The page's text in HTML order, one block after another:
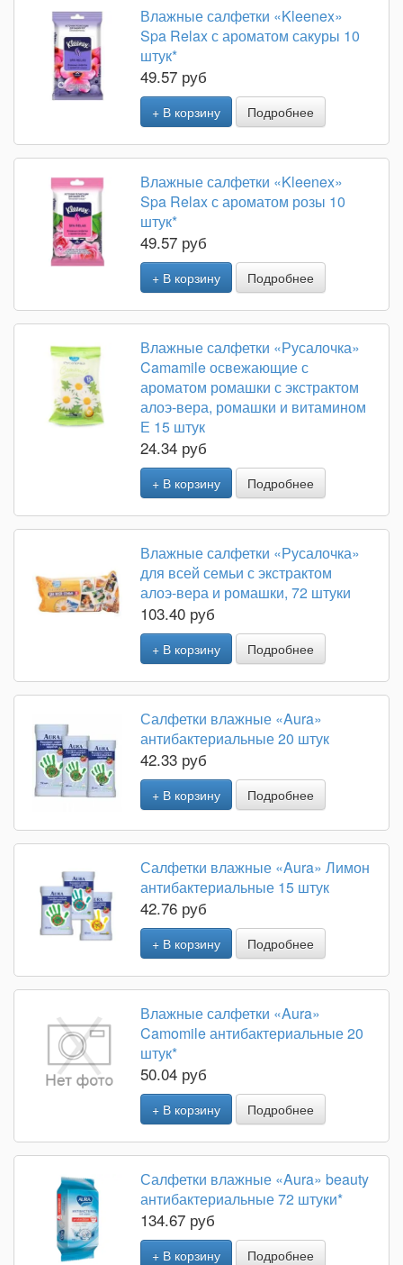
Влажные салфетки «Kleenex»
Spa Relax с ароматом сакуры 10
штук*
49.57 руб
+ В корзину Подробнее
Влажные салфетки «Kleenex»
Spa Relax с ароматом розы 10
штук*
49.57 руб
+ В корзину Подробнее
Влажные салфетки «Русалочка»
Camamile освежающие с
ароматом ромашки с экстрактом
алоэ-вера, ромашки и витамином
Е 15 штук
24.34 руб
+ В корзину Подробнее
Влажные салфетки «Русалочка»
для всей семьи с экстрактом
алоэ-вера и ромашки, 72 штуки
103.40 руб
+ В корзину Подробнее
Салфетки влажные «Aura»
антибактериальные 20 штук
42.33 руб
+ В корзину Подробнее
Салфетки влажные «Aura» Лимон
антибактериальные 15 штук
42.76 руб
+ В корзину Подробнее
Влажные салфетки «Aura»
Camomile антибактериальные 20
штук*
50.04 руб
+ В корзину Подробнее
Салфетки влажные «Aura» beauty
антибактериальные 72 штуки*
134.67 руб
+ В корзину Подробнее